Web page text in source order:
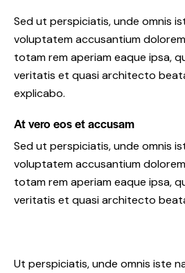
Sed ut perspiciatis, unde omnis
voluptatem accusantium
totam rem aperiam eaque ipsa,
veritatis et quasi architecto
explicabo.
At vero eos et accusam
Sed ut perspiciatis, unde omnis
voluptatem accusantium
totam rem aperiam eaque ipsa,
veritatis et quasi architecto
Ut perspiciatis, unde omnis iste